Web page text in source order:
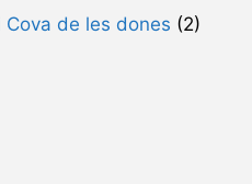
Cova de les dones (2)